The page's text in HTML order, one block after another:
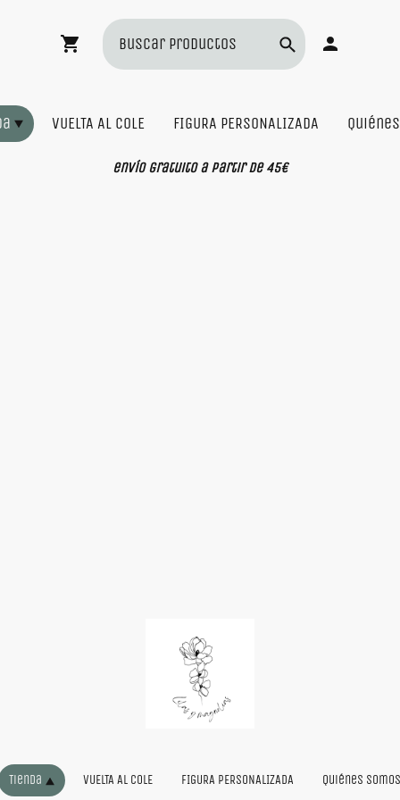
VUELTA AL COLE FIGURA PERSONALIZADA
envío gratuito a partir de 45€
Tienda VUELTA AL COLE FIGURA PERSONALIZADA Quiénes somos